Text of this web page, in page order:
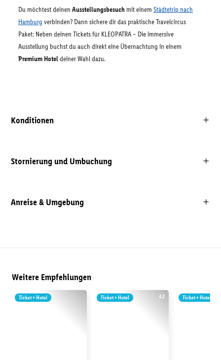
Du möchtest deinen Ausstellungsbesuchmit einem Städtetrip nach
Hamburg verbinden? Dann sichere dir das praktische Travelcircus
Paket: Neben deinen Tickets für KLEOPATRA – Die immersive
Ausstellung buchst du auch direkt eine Übernachtung in einem
Premium Hoteldeiner Wahl dazu.
Konditionen
Stornierung und Umbuchung
Anreise & Umgebung
Weitere Empfehlungen
Ticket + Hotel 4.2
Ticket + Hotel Ticket + Hotel